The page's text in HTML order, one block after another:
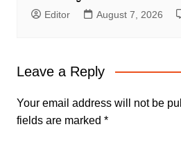
Editor August 7, 2026
Leave a Reply
Your email address will not be
fields are marked *